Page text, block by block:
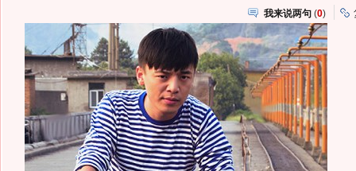
我来说两句 (0)